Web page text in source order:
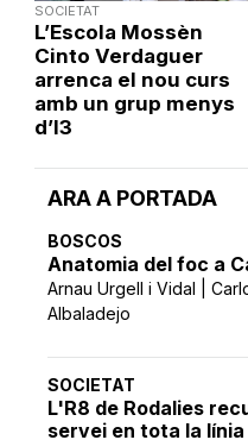
ARA A PORTADA
BOSCOS
Anatomia del foc a
Arnau Urgell i Vidal |
Albaladejo
SOCIETAT
L'R8 de Rodalies
servei en tota la
SOCIETAT
L’Escola Mossèn
Cinto Verdaguer
arrenca el nou curs
amb un grup menys
d’I3